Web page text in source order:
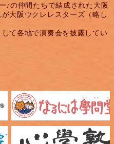
♪の仲間たちで結成された大阪
大阪ウクレレスターズ（略し
て各地で演奏会を披露してい